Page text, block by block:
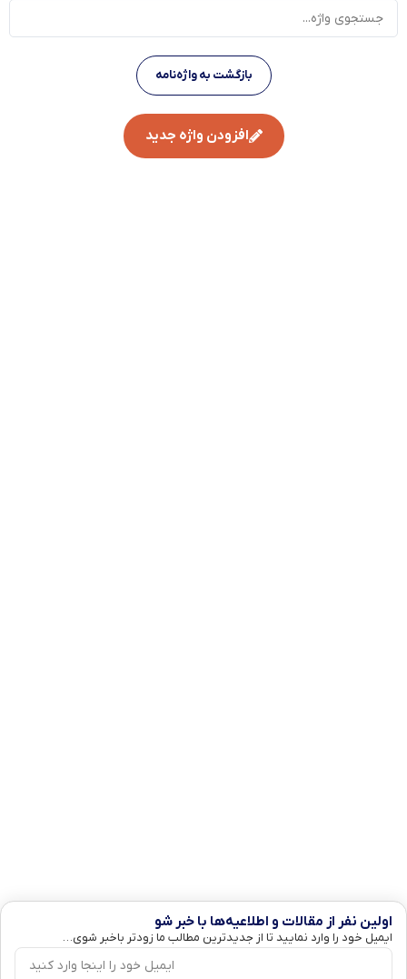
بازگشت به واژه‌نامه
افزودن واژه جدید
اولین نفر از مقالات و اطلاعیه‌ها با خبر شو
ایمیل خود را وارد نمایید تا از جدیدترین مطالب ما زودتر باخبر شوی…